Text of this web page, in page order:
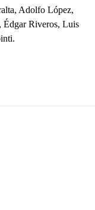
Adolfo López,
Édgar Riveros, Luis